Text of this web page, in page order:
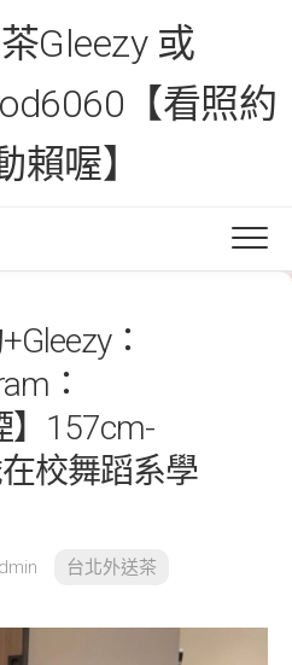
Gleezy 或
【看照約
賴喔】
：
：
】157cm-
校舞蹈系學
台北外送茶